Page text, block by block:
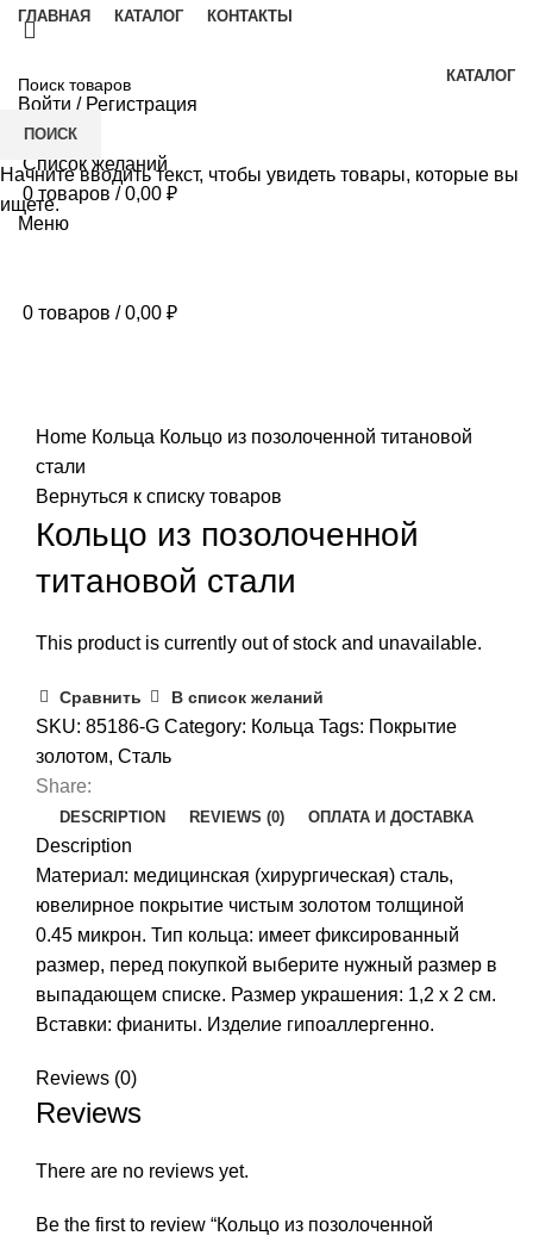
ГЛАВНАЯ КАТАЛОГ КОНТАКТЫ
КАТАЛОГ
Войти / Регистрация
Список желаний
0 товаров / 0,00 ₽
Меню
0 товаров / 0,00 ₽
Home Кольца Кольцо из позолоченной титановой
стали
Вернуться к списку товаров
Кольцо из позолоченной
титановой стали
This product is currently out of stock and unavailable.
Сравнить В список желаний
SKU: 85186-G Category: Кольца Tags: Покрытие
золотом, Сталь
Share:
DESCRIPTION REVIEWS (0) ОПЛАТА И ДОСТАВКА
Description
Материал: медицинская (хирургическая) сталь,
ювелирное покрытие чистым золотом толщиной
0.45 микрон. Тип кольца: имеет фиксированный
размер, перед покупкой выберите нужный размер в
выпадающем списке. Размер украшения: 1,2 x 2 см.
Вставки: фианиты. Изделие гипоаллергенно.
Reviews (0)
Reviews
There are no reviews yet.
Be the first to review “Кольцо из позолоченной
ПОИСК
Начните вводить текст, чтобы увидеть товары, которые вы
ищете.